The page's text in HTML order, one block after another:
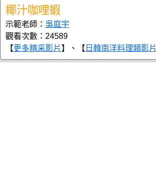
椰汁咖哩蝦
示範老師： 吳庭宇
觀看次數：24589
【更多精采影片 】、【 日韓南洋料理類影片